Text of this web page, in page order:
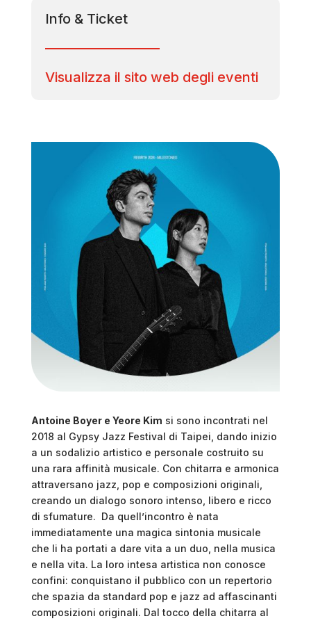
Info & Ticket
Visualizza il sito web degli eventi
Antoine Boyer e Yeore Kim si sono incontrati nel
2018 al Gypsy Jazz Festival di Taipei, dando inizio
a un sodalizio artistico e personale costruito su
una rara affinità musicale. Con chitarra e armonica
attraversano jazz, pop e composizioni originali,
creando un dialogo sonoro intenso, libero e ricco
di sfumature. Da quell’incontro è nata
immediatamente una magica sintonia musicale
che li ha portati a dare vita a un duo, nella musica
e nella vita. La loro intesa artistica non conosce
confini: conquistano il pubblico con un repertorio
che spazia da standard pop e jazz ad affascinanti
composizioni originali. Dal tocco della chitarra al